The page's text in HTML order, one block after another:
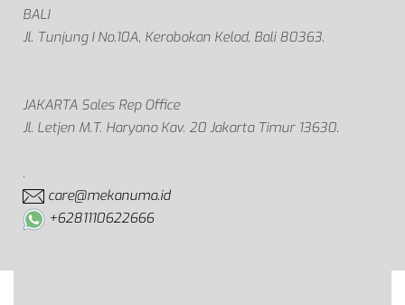
BALI
Jl. Tunjung I No.10A, Kerobokan Kelod, Bali 80363.
JAKARTA Sales Rep Office
Jl. Letjen M.T. Haryono Kav. 20 Jakarta Timur 13630.
.
care@mekanuma.id
+6281110622666